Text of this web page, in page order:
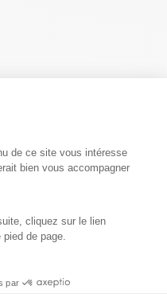
de ce site vous intéresse
bien vous accompagner
cliquez sur le lien
de page.
par